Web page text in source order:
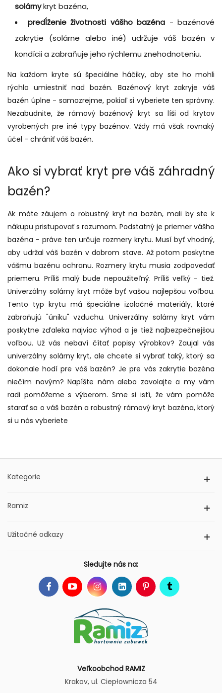
solárnykryt bazéna,
predĺženie životnosti vášho bazéna - bazénové
zakrytie (solárne alebo iné) udržuje váš bazén v
kondícii a zabraňuje jeho rýchlemu znehodnoteniu.
Na každom kryte sú špeciálne háčiky, aby ste ho mohli
rýchlo umiestniť nad bazén. Bazénový kryt zakryje váš
bazén úplne - samozrejme, pokiaľ si vyberiete ten správny.
Nezabudnite, že rámový bazénový kryt sa líši od krytov
vyrobených pre iné typy bazénov. Vždy má však rovnaký
účel - chrániť váš bazén.
Ako si vybrať kryt pre váš záhradný
bazén?
Ak máte záujem o robustný kryt na bazén, mali by ste k
nákupu pristupovať s rozumom. Podstatný je priemer vášho
bazéna - práve ten určuje rozmery krytu. Musí byť vhodný,
aby udržal váš bazén v dobrom stave. Až potom poskytne
vášmu bazénu ochranu. Rozmery krytu musia zodpovedať
priemeru. Príliš malý bude nepoužiteľný. Príliš veľký - tiež.
Univerzálny solárny kryt môže byť vašou najlepšou voľbou.
Tento typ krytu má špeciálne izolačné materiály, ktoré
zabraňujú "úniku" vzduchu. Univerzálny solárny kryt vám
poskytne zďaleka najviac výhod a je tiež najbezpečnejšou
voľbou. Už vás nebaví čítať popisy výrobkov? Zaujal vás
univerzálny solárny kryt, ale chcete si vybrať taký, ktorý sa
dokonale hodí pre váš bazén? Je pre vás zakrytie bazéna
niečím novým? Napíšte nám alebo zavolajte a my vám
radi pomôžeme s výberom. Sme si istí, že vám pomôže
starať sa o váš bazén a robustný rámový kryt bazéna, ktorý
si u nás vyberiete
Kategorie
Ramiz
Užitočné odkazy
Sledujte nás na:
Veľkoobchod RAMIZ
Krakov, ul. Ciepłownicza 54